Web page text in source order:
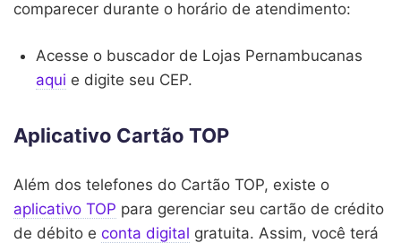
comparecer durante o horário de atendimento:
Acesse o buscador de Lojas Pernambucanas
aqui e digite seu CEP.
Aplicativo Cartão TOP
Além dos telefones do Cartão TOP, existe o
aplicativo TOP para gerenciar seu cartão de crédito
de débito e conta digital gratuita. Assim, você terá